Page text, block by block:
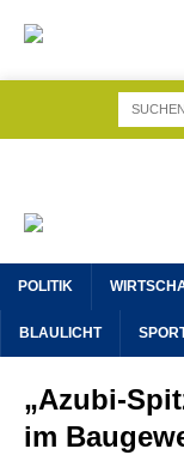
POLITIK
BLAULICHT
„Azubi-
im